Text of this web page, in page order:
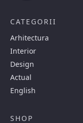
CATEGORII
Arhitectura
Interior
Design
Actual
English
SHOP